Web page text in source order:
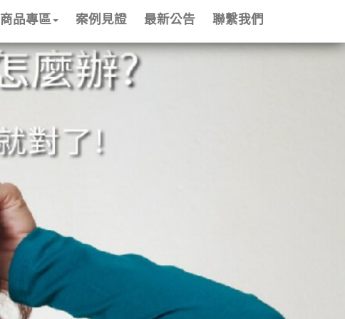
商品專區 案例見證 最新公告 聯繫我們